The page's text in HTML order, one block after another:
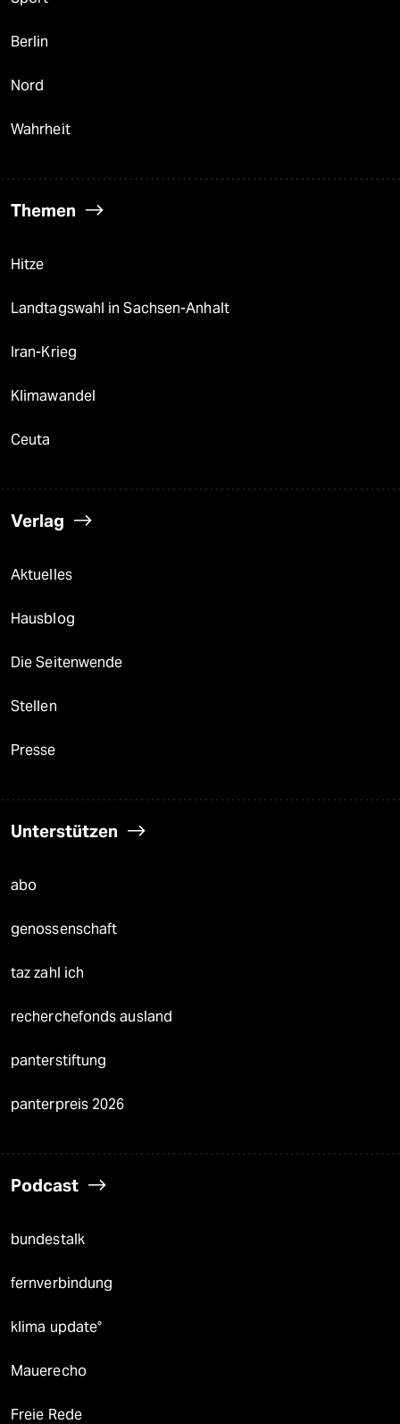
Berlin
Nord
Wahrheit
Themen
Hitze
Landtagswahl in Sachsen-Anhalt
Iran-Krieg
Klimawandel
Ceuta
Verlag
Aktuelles
Hausblog
Die Seitenwende
Stellen
Presse
Unterstützen
abo
genossenschaft
taz zahl ich
recherchefonds ausland
panterstiftung
panterpreis 2026
Podcast
bundestalk
fernverbindung
klima update°
Mauerecho
Freie Rede